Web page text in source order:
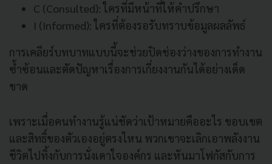
C (Consulted): ใครที่มีหน้าที่ให้คำปรึกษา
I (Informed): ใครที่ต้องรอรับทราบข้อมูลผลลัพธ์
การเคลียร์บทบาทแบบนี้จะช่วยปิดช่องว่างของการทำงาน
ซ้ำซ้อนและตัดปัญหาเรื่องการเกี่ยงงานกันได้อย่างเด็ด
ขาด
เพราะเมื่อคนทำงานรู้แน่ชัดว่าเป้าหมายคืออะไร ขอบเขต
และสิทธิ์ของตัวเองอยู่ตรงไหน พวกเขาจะเลิกเอาพลังงาน
ชีวิตไปทิ้งกับการนั่งเดาใจองค์กร และหันมาโฟกัสกับการ